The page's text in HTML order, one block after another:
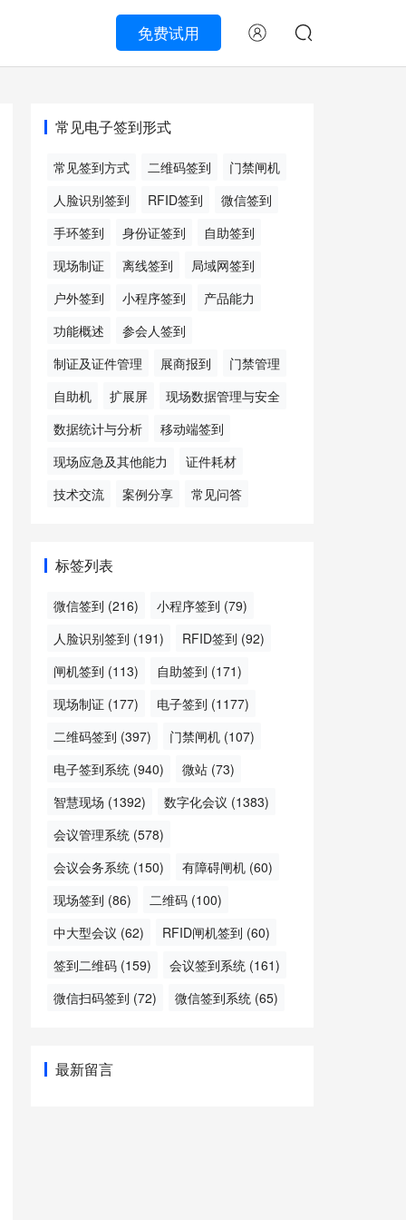
免费试用
常见电子签到形式
常见签到方式 二维码签到
门禁闸机
人脸识别签到
RFID签到
微信签到
手环签到
身份证签到
自助签到
现场制证
离线签到
局域网签到
户外签到
小程序签到
产品能力
功能概述
参会人签到
制证及证件管理
展商报到
门禁管理
自助机
扩展屏
现场数据管理与安全
数据统计与分析
移动端签到
现场应急及其他能力
证件耗材
技术交流
案例分享 常见问答
标签列表
微信签到 (216) 小程序签到 (79)
人脸识别签到 (191) RFID签到 (92)
闸机签到 (113) 自助签到 (171)
现场制证 (177) 电子签到 (1177)
二维码签到 (397) 门禁闸机(107)
电子签到系统(940) 微站(73)
智慧现场 (1392) 数字化会议 (1383)
会议管理系统(578)
会议会务系统(150) 有障碍闸机(60)
现场签到 (86) 二维码(100)
中大型会议 (62) RFID闸机签到 (60)
签到二维码(159) 会议签到系统(161)
微信扫码签到 (72) 微信签到系统(65)
最新留言